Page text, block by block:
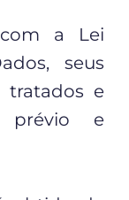
a Lei
seus
tratados e
prévio e